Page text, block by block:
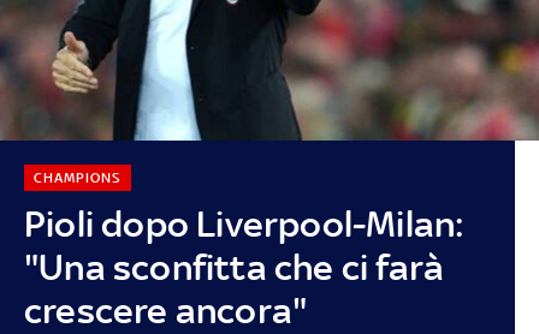
Pioli dopo Liverpool-Milan:
"Una sconfitta che ci farà
crescere ancora"
CHAMPIONS